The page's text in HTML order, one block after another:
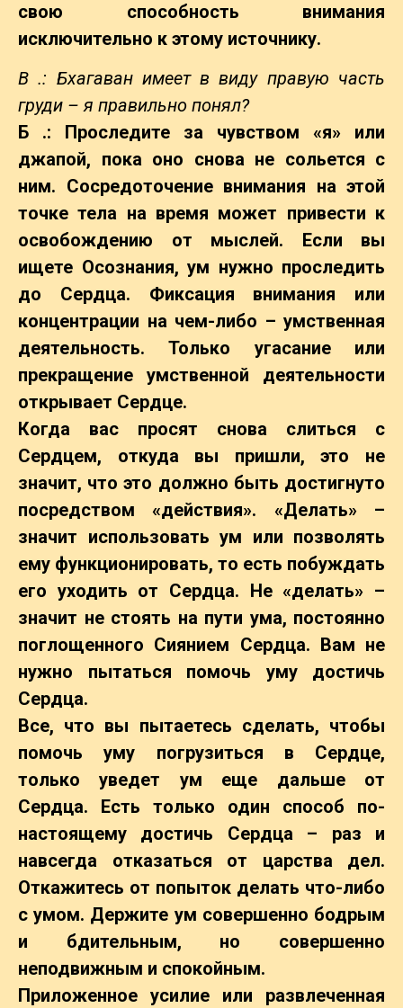
свою способность внимания
исключительно к этому источнику.
В .: Бхагаван имеет в виду правую часть
груди – я правильно понял?
Б .: Проследите за чувством «я» или
джапой, пока оно снова не сольется с
ним. Сосредоточение внимания на этой
точке тела на время может привести к
освобождению от мыслей. Если вы
ищете Осознания, ум нужно проследить
до Сердца. Фиксация внимания или
концентрации на чем-либо – умственная
деятельность. Только угасание или
прекращение умственной деятельности
открывает Сердце.
Когда вас просят снова слиться с
Сердцем, откуда вы пришли, это не
значит, что это должно быть достигнуто
посредством «действия». «Делать» –
значит использовать ум или позволять
ему функционировать, то есть побуждать
его уходить от Сердца. Не «делать» –
значит не стоять на пути ума, постоянно
поглощенного Сиянием Сердца. Вам не
нужно пытаться помочь уму достичь
Сердца.
Все, что вы пытаетесь сделать, чтобы
помочь уму погрузиться в Сердце,
только уведет ум еще дальше от
Сердца. Есть только один способ по-
настоящему достичь Сердца – раз и
навсегда отказаться от царства дел.
Откажитесь от попыток делать что-либо
с умом. Держите ум совершенно бодрым
и бдительным, но совершенно
неподвижным и спокойным.
Приложенное усилие или развлеченная